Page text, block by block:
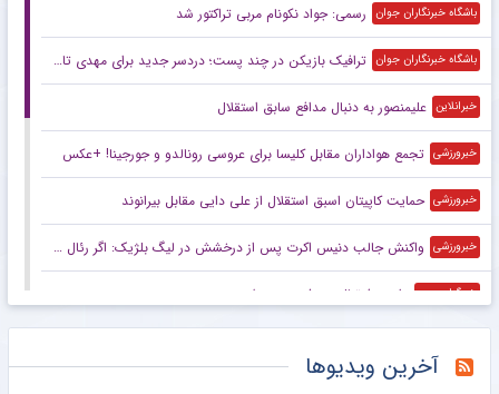
باشگاه خبرنگاران جوان رسمی: جواد نکونام مربی تراکتور شد
باشگاه خبرنگاران جوان ترافیک بازیکن در چند پست؛ دردسر جدید برای مهدی تارتار
خبرانلاین علیمنصور به دنبال مدافع سابق استقلال
خبرورزشی تجمع هواداران مقابل کلیسا برای عروسی رونالدو و جورجینا! +عکس
خبرورزشی حمایت کاپیتان اسبق استقلال از علی دایی مقابل بیرانوند
خبرورزشی واکنش جالب دنیس اکرت پس از درخشش در لیگ بلژیک: اگر رئال مادرید پیشنهاد بدهد…!
خبرگزاری مهر داوری فوتبال زیر ذره‌بین هوش مصنوعی
خبرگزاری دانشجو
آخرین ویدیوها